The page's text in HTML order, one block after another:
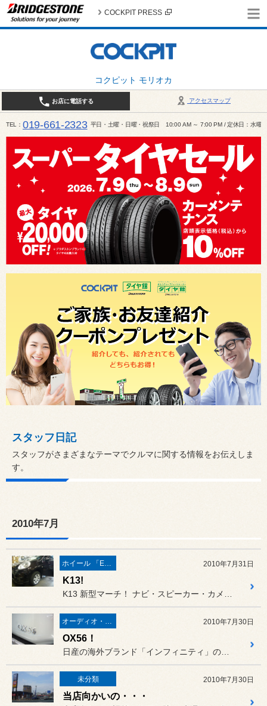
コクピット モリオカ
COCKPIT PRESS
アクセスマップ
お店に電話する
TEL 019-661-2323 平日・土曜・日曜・祝祭日 10:00 AM ～ 7:00 PM / 定休日：水曜
スタッフ日記
スタッフがさまざまなテーマでクルマに関する情報をお伝えしま
す。
2010年7月
ホイール 「ECOFORME」 2010年7月31日
K13!
オーディオ・ナビ関連 2010年7月30日
OX56！
未分類 2010年7月30日
当店向かいの・・・